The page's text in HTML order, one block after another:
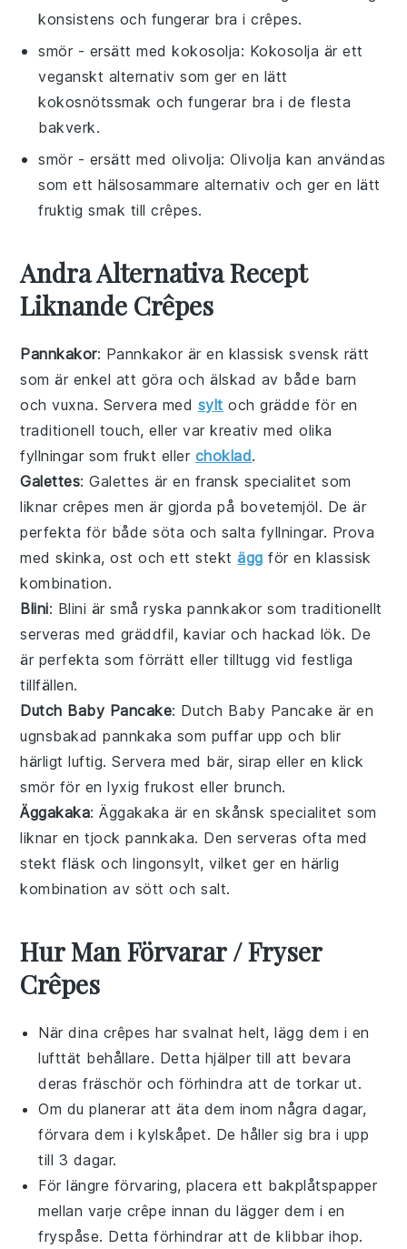
konsistens och fungerar bra i crêpes.
smör - ersätt medkokosolja: Kokosolja är ett
veganskt alternativ som ger en lätt
kokosnötssmak och fungerar bra i de flesta
bakverk.
smör - ersätt medolivolja: Olivolja kan användas
som ett hälsosammare alternativ och ger en lätt
fruktig smak till crêpes.
Andra Alternativa Recept
Liknande Crêpes
Pannkakor: Pannkakor är en klassisk svensk rätt
som är enkel att göra och älskad av både barn
och vuxna. Servera med sylt och grädde för en
traditionell touch, eller var kreativ med olika
fyllningar som frukt eller choklad.
Galettes: Galettes är en fransk specialitet som
liknar crêpes men är gjorda på bovetemjöl. De är
perfekta för både söta och salta fyllningar. Prova
medskinka,ost och ett stektägg för en klassisk
kombination.
Blini: Blini är små ryska pannkakor som traditionellt
serveras med gräddfil, kaviar och hackad lök. De
är perfekta som förrätt eller tilltugg vid festliga
tillfällen.
Dutch Baby Pancake: Dutch Baby Pancake är en
ugnsbakad pannkaka som puffar upp och blir
härligt luftig. Servera med bär, sirap eller en klick
smör för en lyxig frukost eller brunch.
Äggakaka: Äggakaka är en skånsk specialitet som
liknar en tjock pannkaka. Den serveras ofta med
stektfläsk och lingonsylt, vilket ger en härlig
kombination av sött och salt.
Hur Man Förvarar / Fryser
Crêpes
När dina crêpes har svalnat helt, lägg dem i en
lufttät behållare. Detta hjälper till att bevara
deras fräschör och förhindra att de torkar ut.
Om du planerar att äta dem inom några dagar,
förvara dem i kylskåpet. De håller sig bra i upp
till 3 dagar.
För längre förvaring, placera ett bakplåtspapper
mellan varje crêpe innan du lägger dem i en
fryspåse. Detta förhindrar att de klibbar ihop.